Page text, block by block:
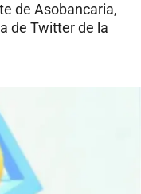
de Asobancaria,
de Twitter de la